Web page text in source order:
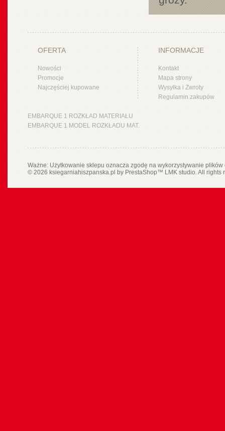
OFERTA
Nowości
Promocje
Najczęściej kupowane
INFORMACJE
Kontakt
Mapa strony
Wysyłka i Zwroty
Regulamin zakupów
EMBARQUE 1 ROZKŁAD MATERIAŁU
EMBARQUE 1 MODEL ROZKŁADU MAT.
Ważne: Użytkowanie sklepu oznacza zgodę na wykorzystywanie
© 2026 ksiegarniahiszpanska.pl by PrestaShop™ LMK studio. All rights